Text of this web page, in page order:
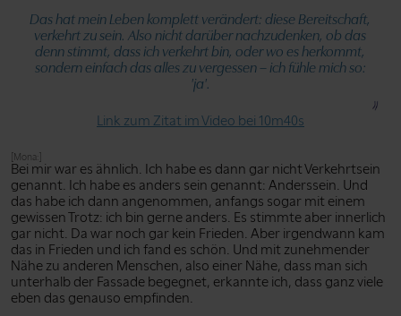
Das hat mein Leben komplett verändert: diese Bereitschaft,
verkehrt zu sein. Also nicht darüber nachzudenken, ob das
denn stimmt, dass ich verkehrt bin, oder wo es herkommt,
sondern einfach das alles zu vergessen – ich fühle mich so:
'ja'.
Link zum Zitat im Video bei 10m40s
[Mona:]
Bei mir war es ähnlich. Ich habe es dann gar nicht Verkehrtsein
genannt. Ich habe es anders sein genannt: Anderssein. Und
das habe ich dann angenommen, anfangs sogar mit einem
gewissen Trotz: ich bin gerne anders. Es stimmte aber innerlich
gar nicht. Da war noch gar kein Frieden. Aber irgendwann kam
das in Frieden und ich fand es schön. Und mit zunehmender
Nähe zu anderen Menschen, also einer Nähe, dass man sich
unterhalb der Fassade begegnet, erkannte ich, dass ganz viele
eben das genauso empfinden.